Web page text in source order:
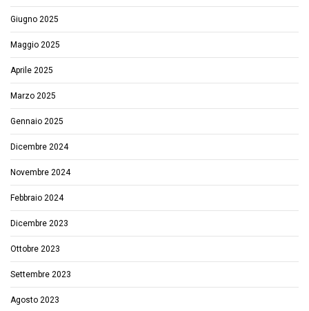
Giugno 2025
Maggio 2025
Aprile 2025
Marzo 2025
Gennaio 2025
Dicembre 2024
Novembre 2024
Febbraio 2024
Dicembre 2023
Ottobre 2023
Settembre 2023
Agosto 2023